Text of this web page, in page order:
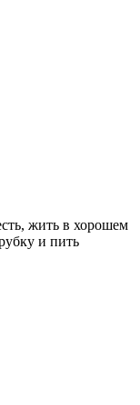
жить в хорошем
и пить